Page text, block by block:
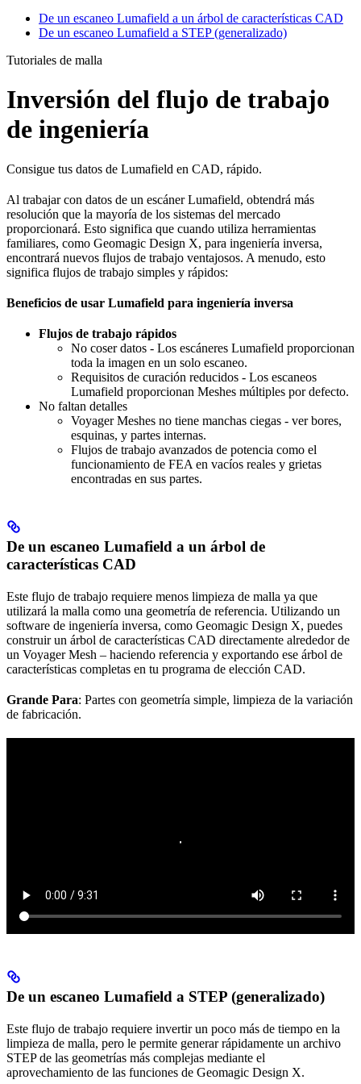
De un escaneo Lumafield a un árbol de características CAD
De un escaneo Lumafield a STEP (generalizado)
Tutoriales de malla
Inversión del flujo de trabajo
de ingeniería
Consigue tus datos de Lumafield en CAD, rápido.
Al trabajar con datos de un escáner Lumafield, obtendrá más
resolución que la mayoría de los sistemas del mercado
proporcionará. Esto significa que cuando utiliza herramientas
familiares, como Geomagic Design X, para ingeniería inversa,
encontrará nuevos flujos de trabajo ventajosos. A menudo, esto
significa flujos de trabajo simples y rápidos:
Beneficios de usar Lumafield para ingeniería inversa
Flujos de trabajo rápidos
No coser datos - Los escáneres Lumafield proporcionan
toda la imagen en un solo escaneo.
Requisitos de curación reducidos - Los escaneos
Lumafield proporcionan Meshes múltiples por defecto.
No faltan detalles
Voyager Meshes no tiene manchas ciegas - ver bores,
esquinas, y partes internas.
Flujos de trabajo avanzados de potencia como el
funcionamiento de FEA en vacíos reales y grietas
encontradas en sus partes.
De un escaneo Lumafield a un árbol de
características CAD
Este flujo de trabajo requiere menos limpieza de malla ya que
utilizará la malla como una geometría de referencia. Utilizando un
software de ingeniería inversa, como Geomagic Design X, puedes
construir un árbol de características CAD directamente alrededor de
un Voyager Mesh – haciendo referencia y exportando ese árbol de
características completas en tu programa de elección CAD.
Grande Para: Partes con geometría simple, limpieza de la variación
de fabricación.
De un escaneo Lumafield a STEP (generalizado)
Este flujo de trabajo requiere invertir un poco más de tiempo en la
limpieza de malla, pero le permite generar rápidamente un archivo
STEP de las geometrías más complejas mediante el
aprovechamiento de las funciones de Geomagic Design X.